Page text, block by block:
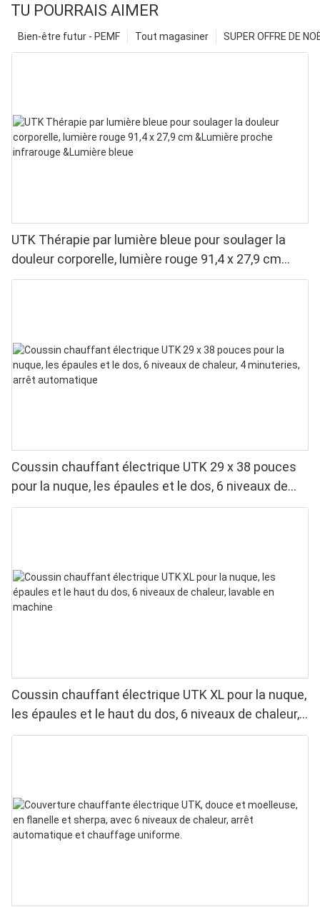
TU POURRAIS AIMER
SUPER OFFRE DE
Tout magasiner
Bien-être futur - PEMF
UTK Thérapie par lumière bleue pour soulager la
douleur corporelle, lumière rouge 91,4 x 27,9 cm
&Lumière proche infrarouge &Lumière bleue
Coussin chauffant électrique UTK 29 x 38 pouces
pour la nuque, les épaules et le dos, 6 niveaux de
chaleur, 4 minuteries, arrêt automatique
Coussin chauffant électrique UTK XL pour la nuque,
les épaules et le haut du dos, 6 niveaux de chaleur,
lavable en machine